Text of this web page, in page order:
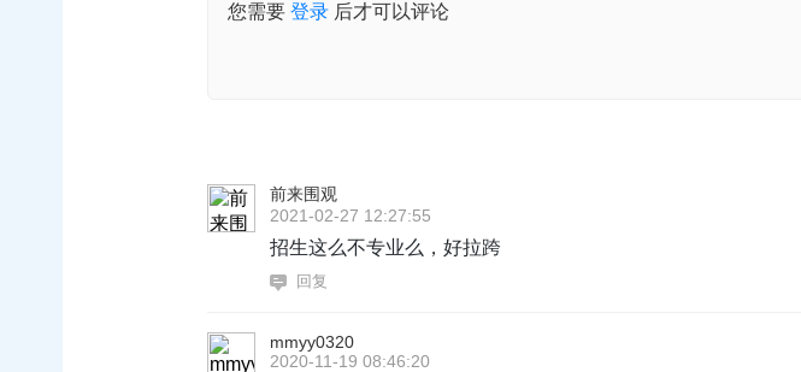
您需要 登录 后才可以评论
前来围观
2021-02-27 12:27:55
招生这么不专业么，好拉跨
回复
mmyy0320
2020-11-19 08:46:20